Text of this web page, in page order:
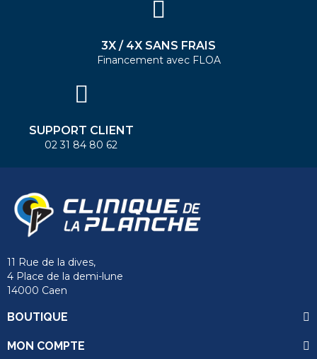
3X / 4X SANS FRAIS
Financement avec FLOA
SUPPORT CLIENT
02 31 84 80 62
11 Rue de la dives,
4 Place de la demi-lune
14000 Caen
BOUTIQUE
MON COMPTE